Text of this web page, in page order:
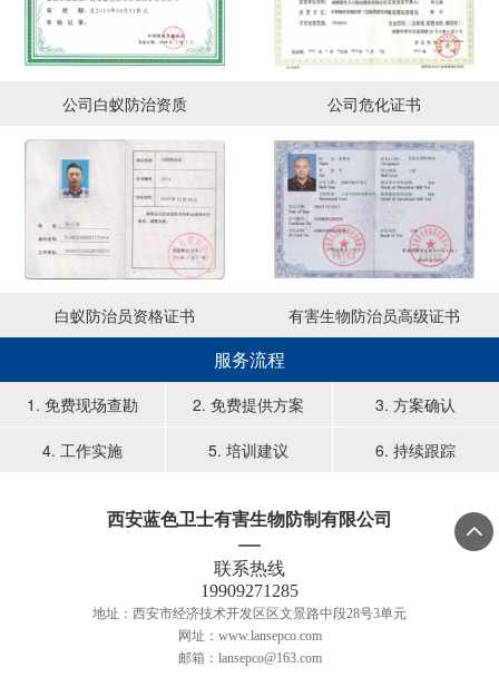
公司白蚁防治资质 公司危化证书
白蚁防治员资格证书 有害生物防治员高级证书
服务流程
1. 免费现场查勘 2. 免费提供方案 3. 方案确认
4. 工作实施 5. 培训建议 6. 持续跟踪
西安蓝色卫士有害生物防制有限公司
联系热线
19909271285
地址：西安市经济技术开发区区文景路中段28号3单元
网址：www.lansepco.com
邮箱：lansepco@163.com
